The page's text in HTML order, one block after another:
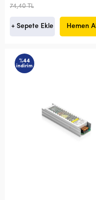
74,40 TL
+ Sepete Ekle Hemen Al
%44
indirim